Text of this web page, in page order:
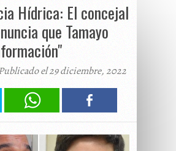
Hídrica: El concejal
que Tamayo
el 29 diciembre, 2022